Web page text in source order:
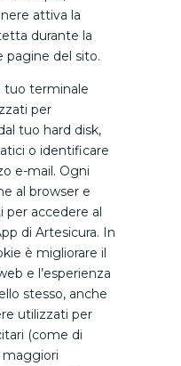
attiva la
durante la
pagine del sito.
tuo terminale
per
tuo hard disk,
o identificare
e-mail. Ogni
al browser e
per accedere al
di Artesicura. In
è migliorare il
e l’esperienza
stesso, anche
utilizzati per
(come di